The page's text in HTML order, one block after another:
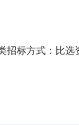
招标方式：比选
道衡设备。Ⅶ场